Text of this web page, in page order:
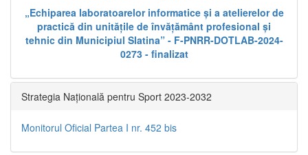
„Echiparea laboratoarelor informatice și a atelierelor de
practică din unitățile de învățământ profesional și
tehnic din Municipiul Slatina” - F-PNRR-DOTLAB-2024-
0273 - finalizat
Strategia Națională pentru Sport 2023-2032
Monitorul Oficial Partea I nr. 452 bis